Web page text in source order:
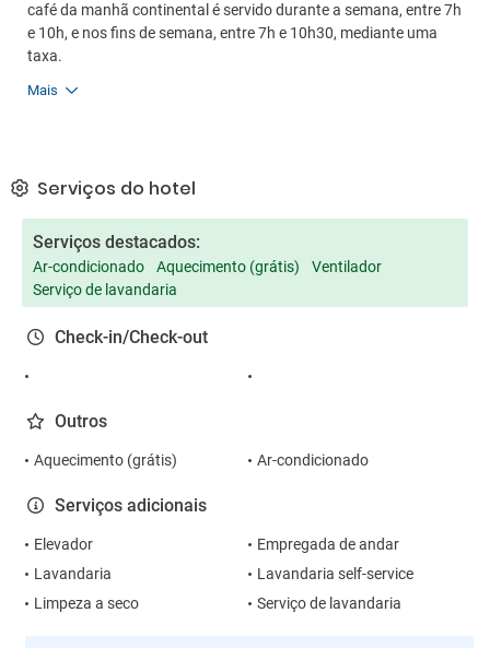
café da manhã continental é servido durante a semana, entre 7h
e 10h, e nos fins de semana, entre 7h e 10h30, mediante uma
taxa.
Mais
Serviços do hotel
Serviços destacados:
Ar-condicionado Aquecimento (grátis)
Ventilador
Serviço de lavandaria
Check-in/Check-out
Outros
Aquecimento (grátis) Ar-condicionado
Serviços adicionais
Elevador
Empregada de andar
Lavandaria
Lavandaria self-service
Limpeza a seco
Serviço de lavandaria